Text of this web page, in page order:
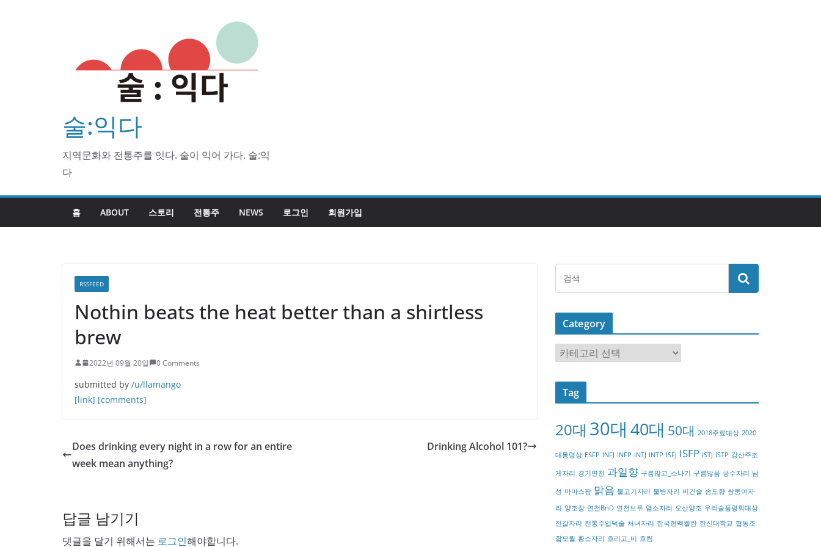
술:익다
지역문화와 전통주를 잇다. 술이 익어 가다. 술:익
다
홈 ABOUT 스토리 전통주 NEWS 로그인 회원가입
RSSFEED
Nothin beats the heat better than a shirtless
brew
2022년 09월 20일 0 Comments
submitted by /u/llamango
[link] [comments]
Does drinking every night in a row for an entire
week mean anything?
Drinking Alcohol 101?
답글 남기기
댓글을 달기 위해서는 로그인해야합니다.
Category
a
t
o
y
Tag
20대 30대 40대 50대 2018주료대상 2020
대통령상 ESFP INFJ INFP INTJ INTP ISFJ ISFP ISTJ ISTP 강산주조
게자리 경기연천 과일향 구름많고_소나기 구름많음 궁수자리 남
성 마마스팜 맑음 물고기자리 물병자리 비건술 송도향 쌍둥이자
리 양조장 연천BnD 연천브루 염소자리 오산양조 우리술품평회대상
전갈자리 전통주입덕술 처녀자리 한국현멕켈란 한신대학교 협동조
합모월 황소자리 흐리고_비 흐림